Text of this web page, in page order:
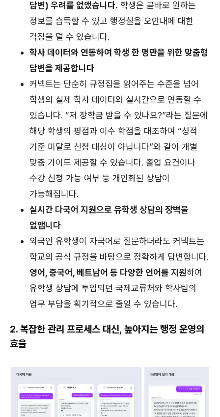
답변) 우려를 없앴습니다. 학생은 곧바로 원하는
정보를 습득할 수 있고 행정실을 오안내에 대한
걱정을 덜 수 있습니다.
학사 데이터와 연동하여 학생 한 명만을 위한 맞춤형
답변을 제공합니다
커넥트는 단순히 규정집을 읽어주는 수준을 넘어
학생의 실제 학사 데이터와 실시간으로 연동할 수
있습니다. “저 장학금 받을 수 있나요?”라는 질문에
해당 학생의 평점과 이수 학점을 대조하여 “성적
기준 미달로 신청 대상이 아닙니다”와 같이 개별
맞춤 가이드 제공할 수 있습니다. 졸업 요건이나
수강 신청 가능 여부 등 개인화된 상담이
가능해집니다.
실시간 다국어 지원으로 유학생 상담의 장벽을
없앱니다
외국인 유학생이 자국어로 질문하더라도 커넥트는
학교의 공식 규정을 바탕으로 정확하게 답변합니다.
영어, 중국어, 베트남어 등 다양한 언어를 지원하여
유학생 상담에 투입되던 국제교류처와 학사팀의
업무 부담을 획기적으로 줄일 수 있습니다.
2. 복잡한 관리 프로세스 대신, 높아지는 행정 운영의
효율